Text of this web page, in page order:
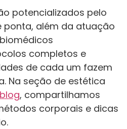
potencializados pelo
ponta, além da atuação
completos e
de cada um fazem
Na seção de estética
blog, compartilhamos
corporais e dicas